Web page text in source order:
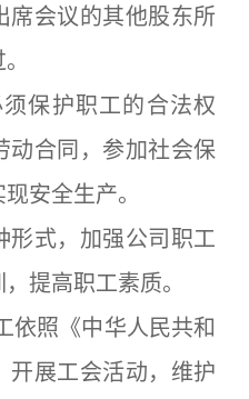
席会议的其他股东所
保护职工的合法权
动合同，参加社会保
安全生产。
式，加强公司职工
提高职工素质。
照《中华人民共和
开展工会活动，维护